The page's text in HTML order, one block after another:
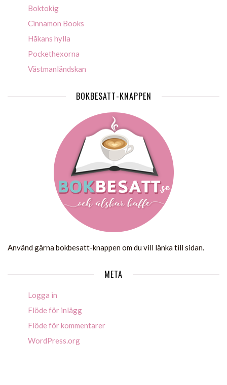
Boktokig
Cinnamon Books
Håkans hylla
Pockethexorna
Västmanländskan
BOKBESATT-KNAPPEN
Använd gärna bokbesatt-knappen om du vill länka till sidan.
META
Logga in
Flöde för inlägg
Flöde för kommentarer
WordPress.org